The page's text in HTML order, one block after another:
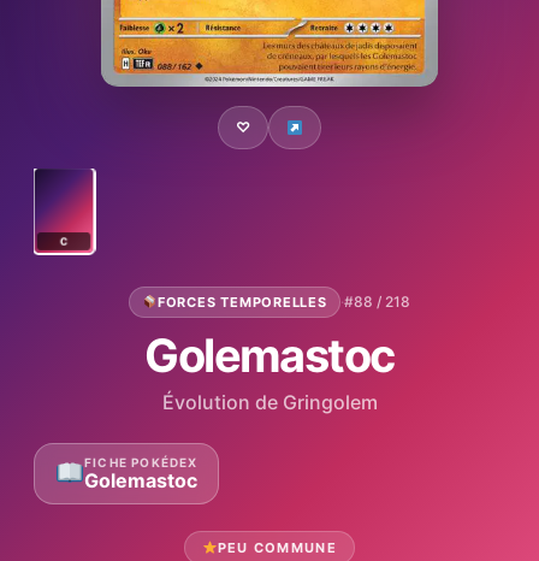
♡
C
FORCES TEMPORELLES ·#88 / 218
Golemastoc
Évolution de Gringolem
FICHE POKÉDEX
Golemastoc
PEU COMMUNE